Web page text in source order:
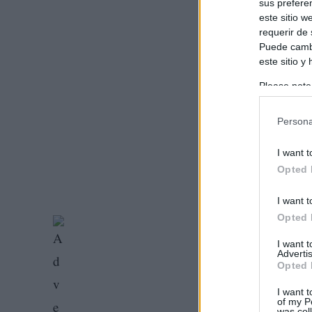
sus
este sitio
requerir de
Puede
este sitio y
Please
information
in below
I want
Opted
I want
Opted
I want
Opted
I want
of my